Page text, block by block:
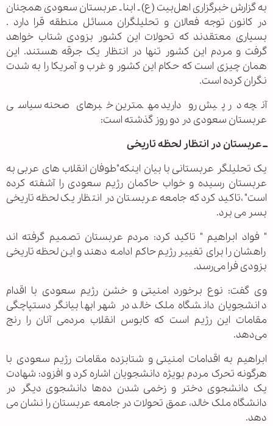
به گزارش خبرگزاری اهل‌بیت (ع) ـ ابنا ـ عربستان سعودی همچنان
در کانون توجه فعالان و تحلیلگران مسائل منطقه قرا دارد .
بسیاری معتقدند که تحولات این کشور بزودی شتاب خواهد
گرفت و مردم این کشور تنها در انتظار یک جرقه هستند. این
همان چیزی است که حکام این کشور و غرب و آمریکا را به شدت
نگران کرده است.
آنچه در پیش رو دارید مهمترین خبرهای صحنه سیاسی
عربستان سعودی در دو روز گذشته است:
ــ عربستان در انتظار لحظه تاریخی
یک تحلیلگر عربستانی با بیان اینکه"طوفان انقلاب های عربی به
عربستان رسیده و خواب حاکمان رژیم سعودی را آشفته کرده
است"،تاکید کرد که جامعه عربستان در انتظار یک لحظه تاریخی
بسر می برد.
" فواد ابراهیم " تاکید کرد: مردم عربستان تصمیم گرفته اند
راهشان را برای تغییر رژیم حاکم ادامه دهند و این لحظه تاریخی
بزودی فرا می‌رسد.
وی گفت: نوع برخورد امنیتی و خشن رژیم سعودی با اقدام
دانشجویان دانشگاه ملک خالد در شهر ابها بیانگر دستپاچگی
مقامات این رژیم است که کابوس انقلاب مردمی آنان را رنج
می‌دهد.
ابراهیم به اقدامات امنیتی و شتابزده مقامات رژیم سعودی با
هرگونه تحرک مردم بویژه دانشجویان اشاره کرد و افزود: شهادت
یک دانشجوی دختر و زخمی شدن ده‌ها دانشجوی دیگر در
دانشگاه ملک خالد، عمق تحولات در جامعه عربستان را نشان می
دهد.